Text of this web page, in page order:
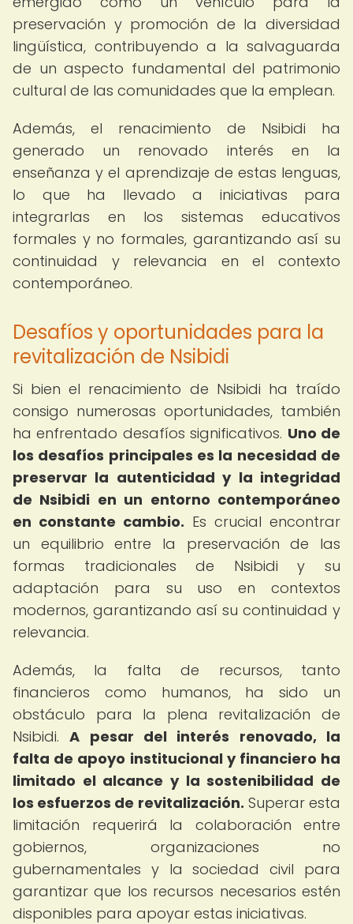
preservación y promoción de la diversidad
lingüística, contribuyendo a la salvaguarda
de un aspecto fundamental del patrimonio
cultural de las comunidades que la emplean.
Además, el renacimiento de Nsibidi ha
generado un renovado interés en la
enseñanza y el aprendizaje de estas lenguas,
lo que ha llevado a iniciativas para
integrarlas en los sistemas educativos
formales y no formales, garantizando así su
continuidad y relevancia en el contexto
contemporáneo.
Desafíos y oportunidades para la
revitalización de Nsibidi
Si bien el renacimiento de Nsibidi ha traído
consigo numerosas oportunidades, también
ha enfrentado desafíos significativos. Uno de
los desafíos principales es la necesidad de
preservar la autenticidad y la integridad
de Nsibidi en un entorno contemporáneo
en constante cambio. Es crucial encontrar
un equilibrio entre la preservación de las
formas tradicionales de Nsibidi y su
adaptación para su uso en contextos
modernos, garantizando así su continuidad y
relevancia.
Además, la falta de recursos, tanto
financieros como humanos, ha sido un
obstáculo para la plena revitalización de
Nsibidi.A pesar del interés renovado, la
falta de apoyo institucional y financiero ha
limitado el alcance y la sostenibilidad de
los esfuerzos de revitalización. Superar esta
limitación requerirá la colaboración entre
gobiernos, organizaciones no
gubernamentales y la sociedad civil para
garantizar que los recursos necesarios estén
disponibles para apoyar estas iniciativas.